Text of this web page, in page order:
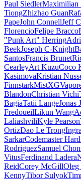
Paul SiedlerMaximilian
TiongZhizhao Guan
PapeJohn ConnellJeff
FlorencioFelipe Bracco
"Punk Art" Herring
BeekJoseph C-Knight
SantosFrancis Brunet
CearleyArt KuzuCoco
KasimovaKristian
FinnstarkMistXG
BlandonChristian Vichi
BagiaTatii LangeJonas
FredoueilLikun Wang
LaliashviliKyle Pearson
OrtizDao Le Trong
SarkarCodemaster
RodriguezSamuel Chon
VitusFerdinand Ladera
ReidCorey McGillOleg
KennyTibor Sulyok